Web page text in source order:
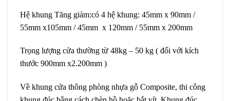
Hệ khung Tăng giảm:có 4 hệ khung: 45mm x 90mm /
55mm x105mm / 45mm x 120mm / 55mm x 200mm
Trọng lượng cửa thường từ 48kg – 50 kg ( đối với kích
thước 900mm x2.200mm )
Về khung cửa thông phòng nhựa gỗ Composite, thi công